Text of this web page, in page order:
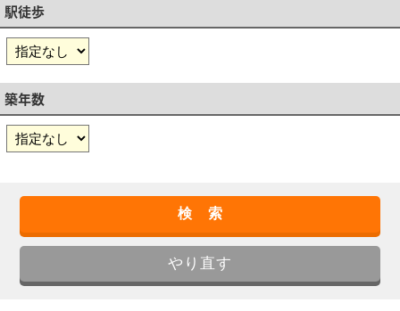
駅徒歩
築年数